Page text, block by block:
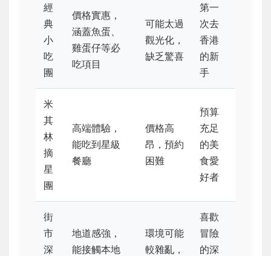
經
典
小
吃
團
價格實惠，
涵蓋魚蛋、
雞蛋仔等必
吃項目
可能太過
觀光化，
缺乏驚喜
第一
次去
香港
的新
手
米
其
林
摘
星
團
高端體驗，
能吃到星級
餐廳
價格高
昂，預約
困難
預算
充足
的美
食愛
好者
街
市
深
地道感強，
能接觸本地
環境可能
較雜亂，
喜歡
冒險
的深